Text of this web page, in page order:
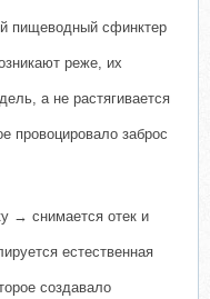
пищеводный сфинктер
реже, их
а не растягивается
провоцировало заброс
→ снимается отек и
естественная
создавало